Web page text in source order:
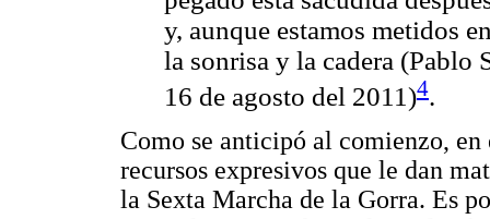
y, aunque estamos metidos
la sonrisa y la cadera (Pablo
16 de agosto del 2011)4.
Como se anticipó al comienzo,
recursos expresivos que le dan
la Sexta Marcha de la Gorra. Es